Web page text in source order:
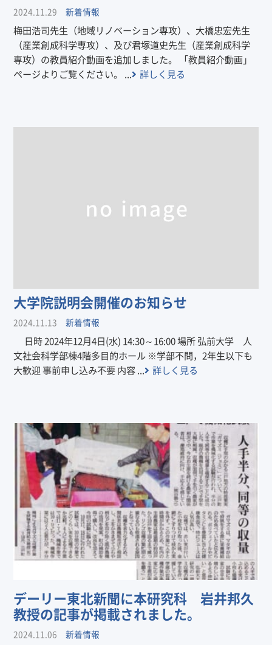
2024.11.29新着情報
梅田浩司先生（地域リノベーション専攻）、大橋忠宏先生
（産業創成科学専攻）、及び君塚道史先生（産業創成科学
専攻）の教員紹介動画を追加しました。 「教員紹介動画」
ページよりご覧ください。 ...
詳しく見る
大学院説明会開催のお知らせ
2024.11.13新着情報
日時 2024年12月4日(水) 14:30～16:00 場所 弘前大学 人
文社会科学部棟4階多目的ホール ※学部不問，2年生以下も
大歓迎 事前申し込み不要 内容 ...
詳しく見る
デーリー東北新聞に本研究科 岩井邦久
教授の記事が掲載されました。
2024.11.06新着情報